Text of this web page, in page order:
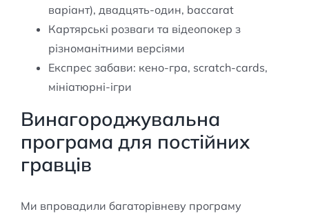
варіант), двадцять-один, baccarat
Картярські розваги та відеопокер з
різноманітними версіями
Експрес забави: кено-гра, scratch-cards,
мініатюрні-ігри
Винагороджувальна
програма для постійних
гравців
Ми впровадили багаторівневу програму